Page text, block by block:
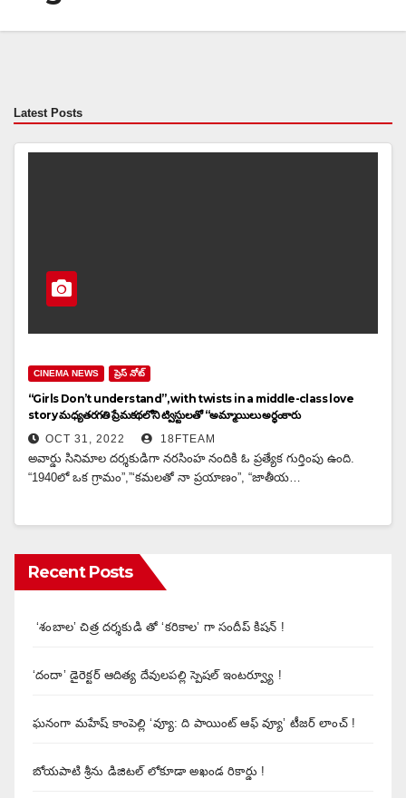
Latest Posts
CINEMA NEWS ప్రెస్ నోట్
“Girls Don’t understand”, with twists in a middle-class love
story మధ్యతరగతి ప్రేమకథలోని ట్విస్టులతో “అమ్మాయిలు అర్థంకారు
OCT 31, 2022 18FTEAM
అవార్డు సినిమాల దర్శకుడిగా నరసింహ నందికి ఓ ప్రత్యేక గుర్తింపు ఉంది.
“1940లో ఒక గ్రామం”,”‘కమలతో నా ప్రయాణం”, “జాతీయ…
Recent Posts
‘శంబాల’ చిత్ర దర్శకుడి తో ‘కరికాల’ గా సందీప్ కిషన్ !
‘దందా’ డైరెక్ట‌ర్ ఆదిత్య దేవులపల్లి స్పెషల్ ఇంటర్వ్యూ !
ఘనంగా మహేష్ కాంపెల్లి ‘వ్యూ: ది పాయింట్ ఆఫ్ వ్యూ’ టీజర్ లాంచ్ !
బోయపాటి శ్రీను డిజిటల్‌ లోకూడా అఖండ రికార్డు !